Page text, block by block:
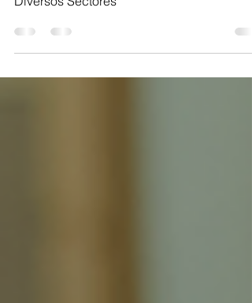
Mercado Laboral Uruguayo: Análisis de los
Diversos Sectores